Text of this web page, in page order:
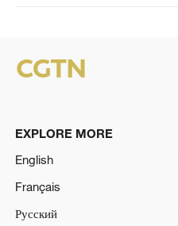
EXPLORE MORE
English
Français
Русский